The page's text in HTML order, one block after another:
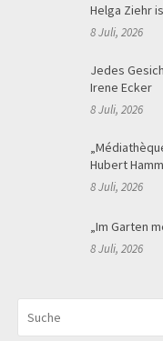
Helga Ziehr
8 Juli, 2026
Jedes
Irene Ecker
8 Juli, 2026
Hubert
8 Juli, 2026
„Im Garten
8 Juli, 2026
NACH: